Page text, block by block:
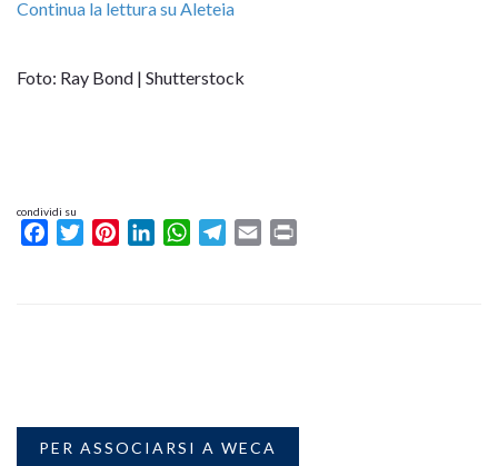
Continua la lettura su Aleteia
Foto: Ray Bond | Shutterstock
condividi su
FacebookTwitterPinterestLinkedInWhatsAppTelegram
Email
PER ASSOCIARSI A WECA